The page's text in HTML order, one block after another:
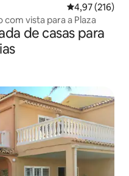
4,97 de uma
4,97 (216)
vista para a Plaza
de casas para
hóspedes